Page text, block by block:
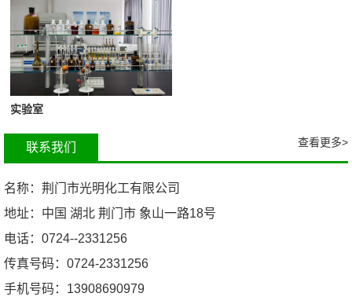
实验室
联系我们 查看更多>
名称：荆门市光明化工有限公司
地址：中国 湖北 荆门市 象山一路18号
电话：0724--2331256
传真号码：0724-2331256
手机号码：13908690979